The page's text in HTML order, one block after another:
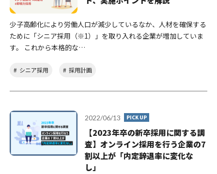
少子高齢化により労働人口が減少しているなか、人材を確保する
ために「シニア採用（※1）」を取り入れる企業が増加していま
す。 これから本格的な…
シニア採用 採用計画
2022/06/13 PICK UP
【2023年卒の新卒採用に関する調
査】オンライン採用を行う企業の7
割以上が「内定辞退率に変化な
し」